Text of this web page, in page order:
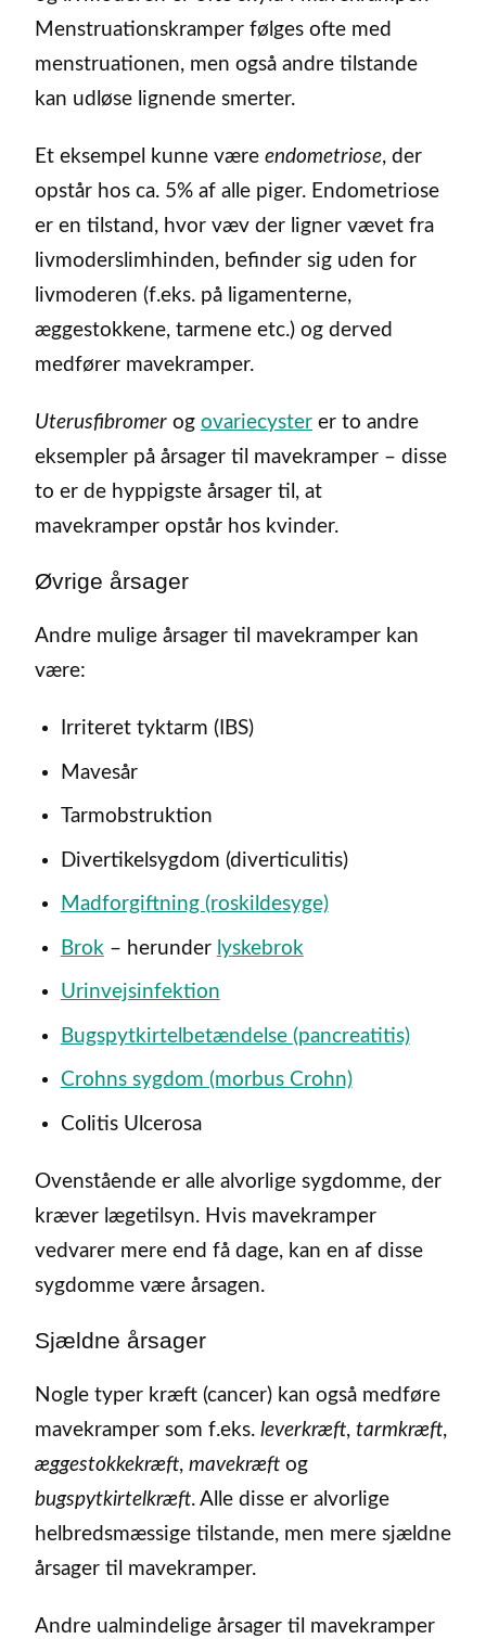
Menstruationskramper følges ofte med
menstruationen, men også andre tilstande
kan udløse lignende smerter.
Et eksempel kunne være endometriose, der
opstår hos ca. 5% af alle piger. Endometriose
er en tilstand, hvor væv der ligner vævet fra
livmoderslimhinden, befinder sig uden for
livmoderen (f.eks. på ligamenterne,
æggestokkene, tarmene etc.) og derved
medfører mavekramper.
Uterusfibromer og ovariecyster er to andre
eksempler på årsager til mavekramper – disse
to er de hyppigste årsager til, at
mavekramper opstår hos kvinder.
Øvrige årsager
Andre mulige årsager til mavekramper kan
være:
Irriteret tyktarm (IBS)
Mavesår
Tarmobstruktion
Divertikelsygdom (diverticulitis)
Madforgiftning (roskildesyge)
Brok – herunder lyskebrok
Urinvejsinfektion
Bugspytkirtelbetændelse (pancreatitis)
Crohns sygdom (morbus Crohn)
Colitis Ulcerosa
Ovenstående er alle alvorlige sygdomme, der
kræver lægetilsyn. Hvis mavekramper
vedvarer mere end få dage, kan en af disse
sygdomme være årsagen.
Sjældne årsager
Nogle typer kræft (cancer) kan også medføre
mavekramper som f.eks. leverkræft, tarmkræft,
æggestokkekræft, mavekræft og
bugspytkirtelkræft. Alle disse er alvorlige
helbredsmæssige tilstande, men mere sjældne
årsager til mavekramper.
Andre ualmindelige årsager til mavekramper